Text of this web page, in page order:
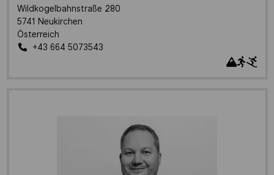
Wildkogelbahnstraße 280
5741 Neukirchen
Österreich
+43 664 5073543